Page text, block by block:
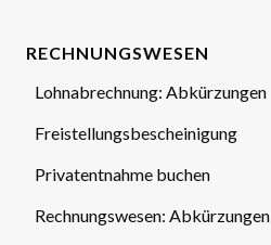
RECHNUNGSWESEN
Lohnabrechnung: Abkürzungen
Freistellungsbescheinigung
Privatentnahme buchen
Rechnungswesen: Abkürzungen